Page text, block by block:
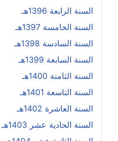
السنة الرابعة 1396هـ
السنة الخامسة 1397هـ
السنة السادسة 1398هـ
السنة السابعة 1399هـ
السنة الثامنة 1400هـ
السنة التاسعة 1401هـ
السنة العاشرة 1402هـ
السنة الحادية عشر 1403هـ